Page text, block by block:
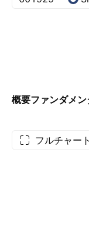
概要ファンダメ
フルチャート